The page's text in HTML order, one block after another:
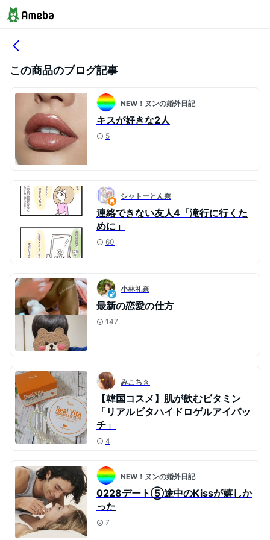
この商品のブログ記事
NEW！ヌンの婚外日記
キスが好きな2人
5
シャトーとん奈
連絡できない友人4「滝行に行くた
めに」
60
小林礼奈
最新の恋愛の仕方
147
みこち☆
【韓国コスメ】肌が飲むビタミン
「リアルビタハイドロゲルアイパッ
チ」
4
NEW！ヌンの婚外日記
0228デート⑤途中のKissが嬉しか
った
7